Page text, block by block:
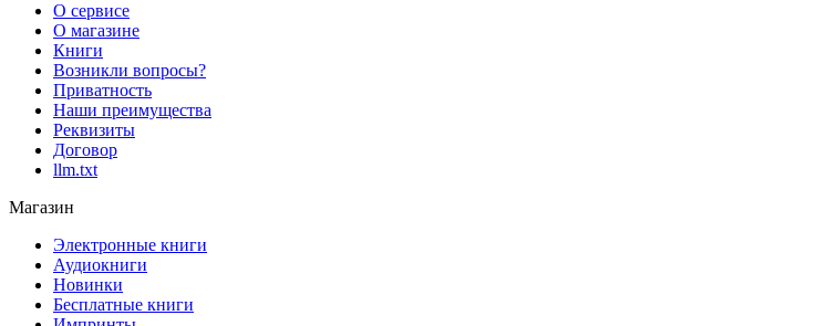
О сервисе
О магазине
Книги
Возникли вопросы?
Приватность
Наши преимущества
Реквизиты
Договор
llm.txt
Магазин
Электронные книги
Аудиокниги
Новинки
Бесплатные книги